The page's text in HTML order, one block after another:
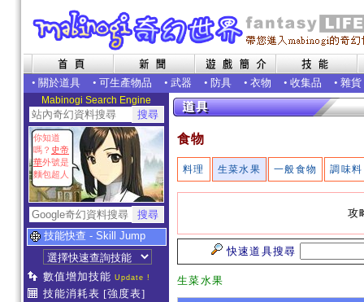
• 關於道具 • 可生產物品 • 武器 • 防具 • 衣物 • 收集品 • 雜貨
Mabinogi Search Engine
你知道
嗎？ 史帝
華外號是
麵包超人
技能快查 - Skill Jump
數值增加技能 Update !
技能消耗表 [強度表]
食物
料理 生菜水果 一般食物 調味料
攻
快速道具搜尋
生菜水果